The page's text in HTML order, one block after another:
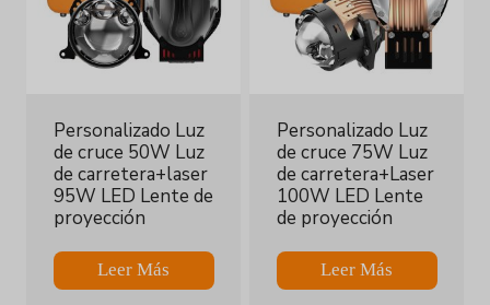
Personalizado Luz
de cruce 50W Luz
de carretera+laser
95W LED Lente de
proyección
Leer Más
Personalizado Luz
de cruce 75W Luz
de carretera+Laser
100W LED Lente
de proyección
Leer Más